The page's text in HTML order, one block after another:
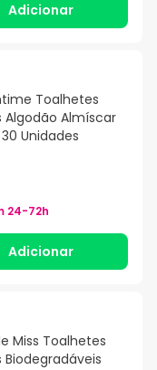
Adicionar
Toalhetes
Algodão Almíscar
Unidades
24-72h
Adicionar
Miss Toalhetes